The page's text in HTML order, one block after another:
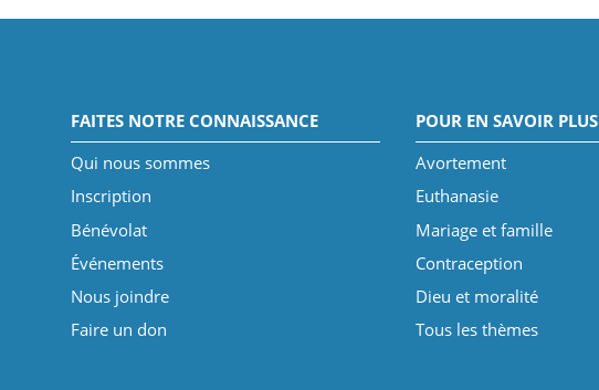
FAITES NOTRE CONNAISSANCE
Qui nous sommes
Inscription
Bénévolat
Événements
Nous joindre
Faire un don
POUR EN SAVOIR PLUS
Avortement
Euthanasie
Mariage et famille
Contraception
Dieu et moralité
Tous les thèmes